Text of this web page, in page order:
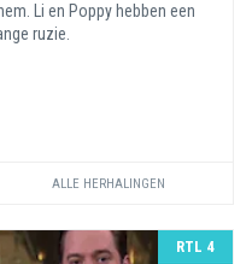
Li en Poppy hebben een
ruzie.
ALLE HERHALINGEN
RTL 4